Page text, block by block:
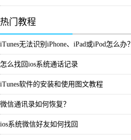
热门教程
iTunes无法识别iPhone、iPad或iPod怎么办？
怎么找回ios系统通话记录
iTunes软件的安装和使用图文教程
微信通讯录如何恢复？
ios系统微信好友如何找回